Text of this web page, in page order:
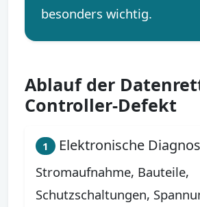
besonders wichtig.
Ablauf der
Controller-Defekt
1 Elektronische
Stromaufnahme, Bauteile,
Schutzschaltungen,